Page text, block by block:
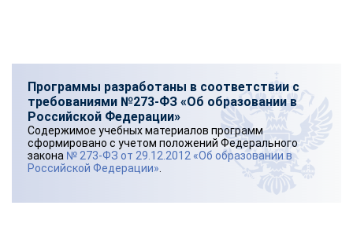
Программы разработаны в соответствии с
требованиями №273-ФЗ «Об образовании в
Российской Федерации»
Содержимое учебных материалов программ
сформировано с учетом положений Федерального
закона № 273-ФЗ от 29.12.2012 «Об образовании в
Российской Федерации»